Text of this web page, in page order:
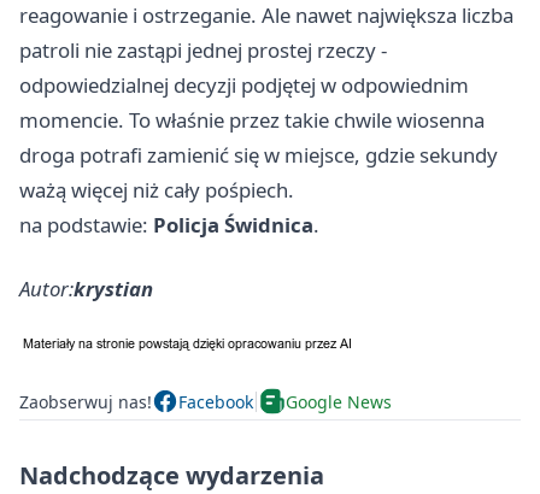
reagowanie i ostrzeganie. Ale nawet największa liczba
patroli nie zastąpi jednej prostej rzeczy -
odpowiedzialnej decyzji podjętej w odpowiednim
momencie. To właśnie przez takie chwile wiosenna
droga potrafi zamienić się w miejsce, gdzie sekundy
ważą więcej niż cały pośpiech.
na podstawie: Policja Świdnica.
Autor:krystian
Zaobserwuj nas! Facebook Google News
Nadchodzące wydarzenia